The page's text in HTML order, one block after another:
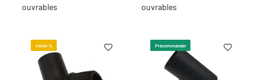
ouvrables
ouvrables
Vente % Précommander